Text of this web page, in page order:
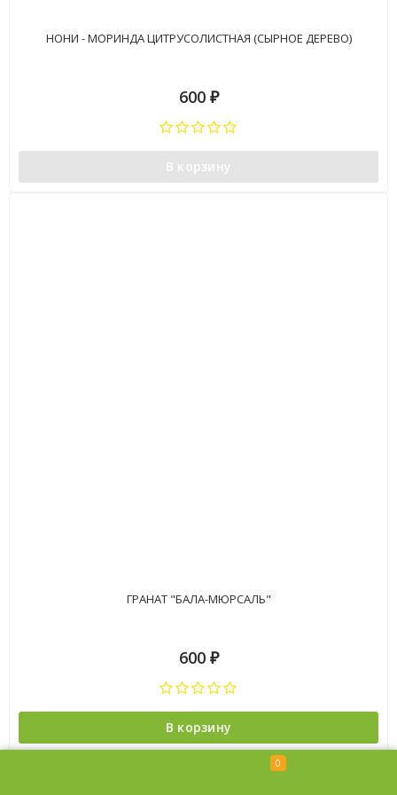
НОНИ - МОРИНДА ЦИТРУСОЛИСТНАЯ (СЫРНОЕ ДЕРЕВО)
600 ₽
В корзину
ГРАНАТ "БАЛА-МЮРСАЛЬ"
600 ₽
В корзину
0